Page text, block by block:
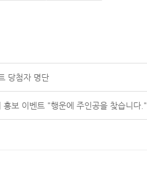
당첨자 명단
보 이벤트 "행운에 주인공을 찾습니다."